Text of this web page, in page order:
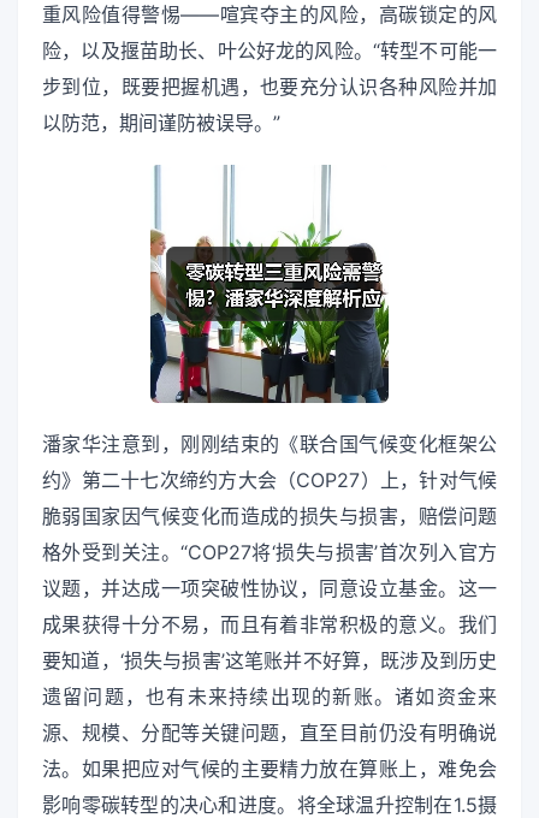
重风险值得警惕——喧宾夺主的风险，高碳锁定的风
险，以及揠苗助长、叶公好龙的风险。“转型不可能一
步到位，既要把握机遇，也要充分认识各种风险并加
以防范，期间谨防被误导。”
潘家华注意到，刚刚结束的《联合国气候变化框架公
约》第二十七次缔约方大会（COP27）上，针对气候
脆弱国家因气候变化而造成的损失与损害，赔偿问题
格外受到关注。“COP27将‘损失与损害’首次列入官方
议题，并达成一项突破性协议，同意设立基金。这一
成果获得十分不易，而且有着非常积极的意义。我们
要知道，‘损失与损害’这笔账并不好算，既涉及到历史
遗留问题，也有未来持续出现的新账。诸如资金来
源、规模、分配等关键问题，直至目前仍没有明确说
法。如果把应对气候的主要精力放在算账上，难免会
影响零碳转型的决心和进度。将全球温升控制在1.5摄